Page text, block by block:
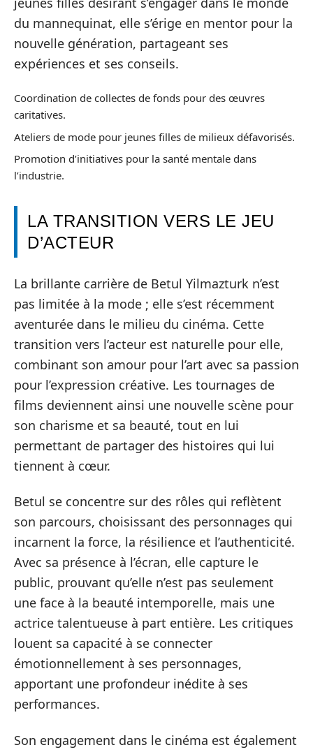
du mannequinat, elle s’érige en mentor pour la
nouvelle génération, partageant ses
expériences et ses conseils.
Coordination de collectes de fonds pour des œuvres
caritatives.
Ateliers de mode pour jeunes filles de milieux défavorisés.
Promotion d’initiatives pour la santé mentale dans
l’industrie.
LA TRANSITION VERS LE JEU
D’ACTEUR
La brillante carrière de Betul Yilmazturk n’est
pas limitée à la mode ; elle s’est récemment
aventurée dans le milieu du cinéma. Cette
transition vers l’acteur est naturelle pour elle,
combinant son amour pour l’art avec sa passion
pour l’expression créative. Les tournages de
films deviennent ainsi une nouvelle scène pour
son charisme et sa beauté, tout en lui
permettant de partager des histoires qui lui
tiennent à cœur.
Betul se concentre sur des rôles qui reflètent
son parcours, choisissant des personnages qui
incarnent la force, la résilience et l’authenticité.
Avec sa présence à l’écran, elle capture le
public, prouvant qu’elle n’est pas seulement
une face à la beauté intemporelle, mais une
actrice talentueuse à part entière. Les critiques
louent sa capacité à se connecter
émotionnellement à ses personnages,
apportant une profondeur inédite à ses
performances.
Son engagement dans le cinéma est également